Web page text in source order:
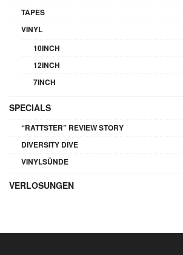
TAPES
VINYL
10INCH
12INCH
7INCH
SPECIALS
“RATTSTER” REVIEW STORY
DIVERSITY DIVE
VINYLSÜNDE
VERLOSUNGEN